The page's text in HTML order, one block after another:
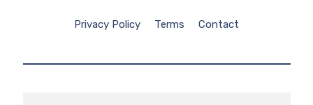
Privacy Policy Terms Contact